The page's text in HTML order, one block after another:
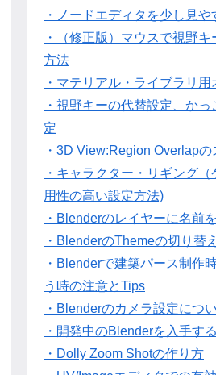
・ノードエディタを少し見
・（修正版）マウスで視野
方法
・マテリアル・ライブラリ用
・視野キーの代替設定、か
定
・3D View:Region Overlapの
・キャラクター・リギング
用性の高い設定方法)
・Blenderのレイヤーに名前
・BlenderのThemeの切り替
・Blenderで建築パース制作
う時の注意とTips
・Blenderのカメラ設定につ
・開発中のBlenderを入手す
・Dolly Zoom Shotの作り方